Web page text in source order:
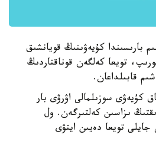
بارىسىندا كۇيەۋىنىڭ قويانشىق
تويعا كەلگەن قوناقتاردىڭ
قابىلداعان.
كۇيەۋى سوزىلمالى اۋرۋى بار
ىزاسىن كەلتىرگەن. ول
جايلى تويعا دەيىن ايتۋى